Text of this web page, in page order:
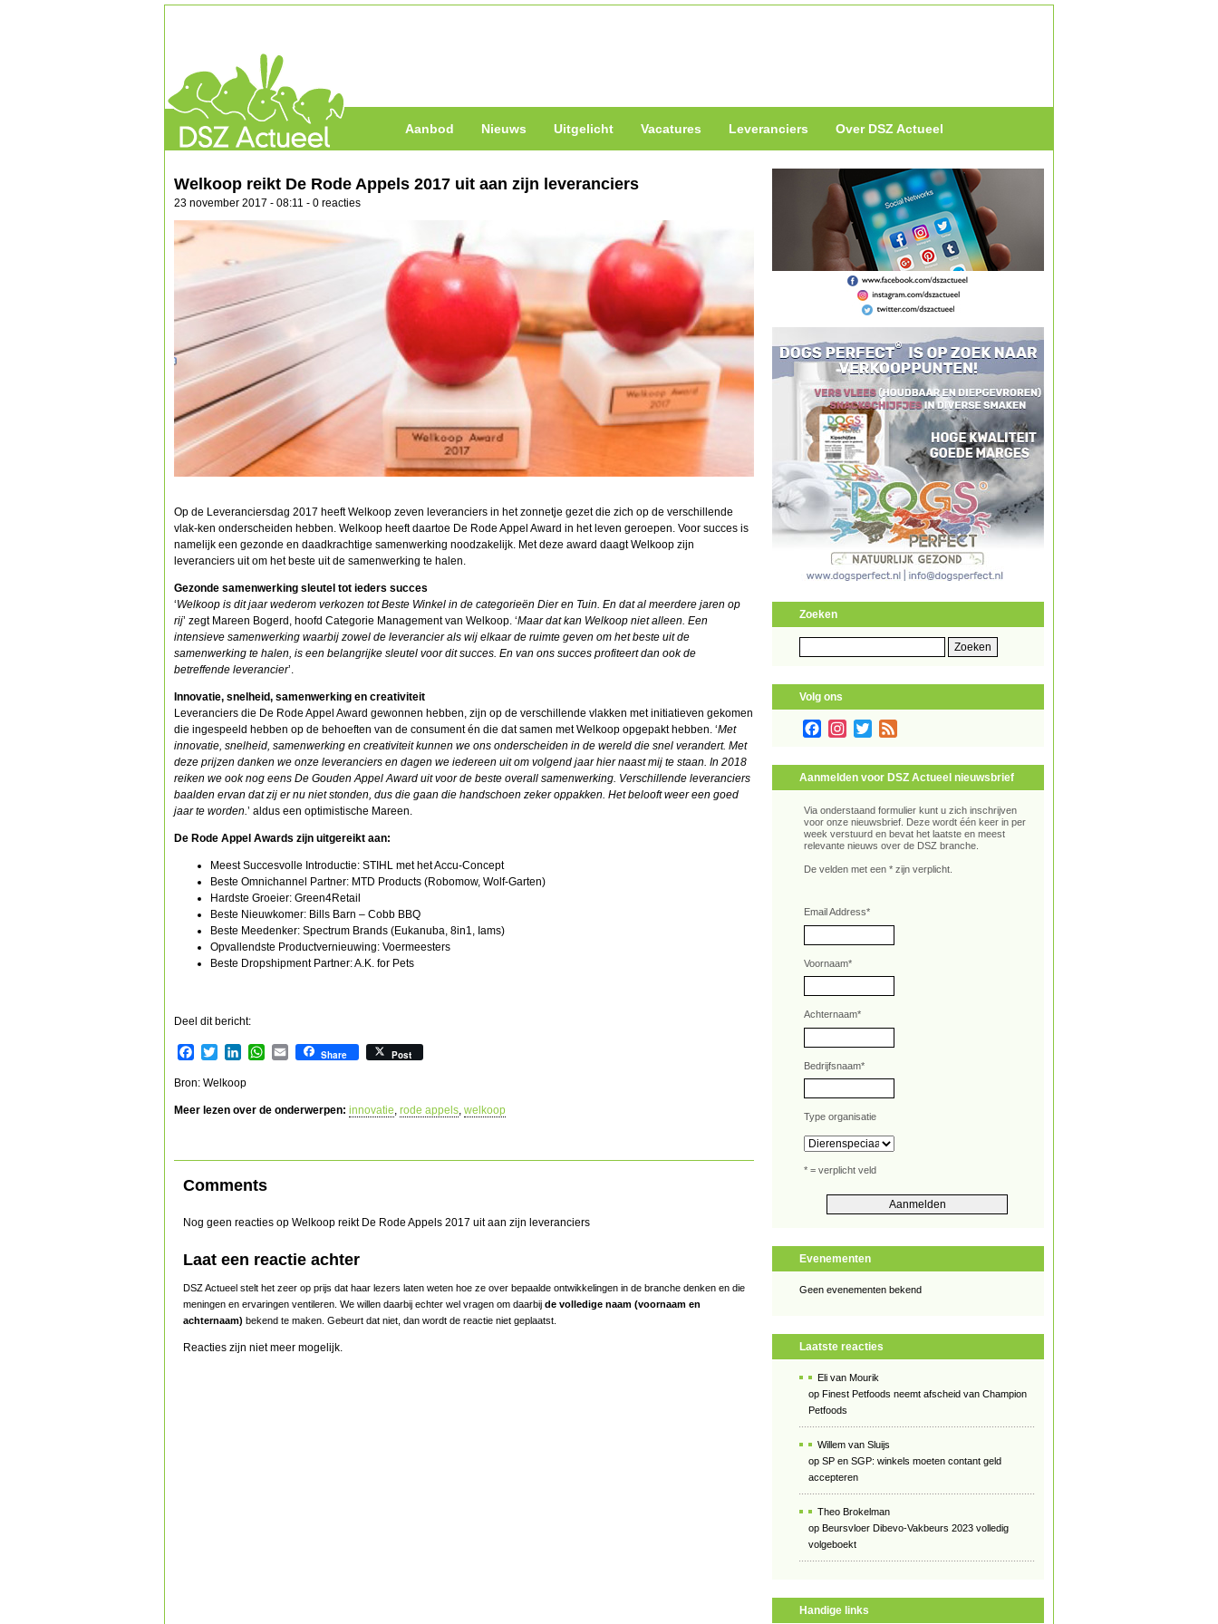
Aanbod Nieuws Uitgelicht Vacatures Leveranciers Over DSZ Actueel
Welkoop reikt De Rode Appels 2017 uit aan zijn leveranciers
23 november 2017 - 08:11 - 0 reacties
Op de Leveranciersdag 2017 heeft Welkoop zeven leveranciers in het zonnetje gezet die zich op de verschillende
vlak-ken onderscheiden hebben. Welkoop heeft daartoe De Rode Appel Award in het leven geroepen. Voor succes is
namelijk een gezonde en daadkrachtige samenwerking noodzakelijk. Met deze award daagt Welkoop zijn
leveranciers uit om het beste uit de samenwerking te halen.
Gezonde samenwerking sleutel tot ieders succes
‘Welkoop is dit jaar wederom verkozen tot Beste Winkel in de categorieën Dier en Tuin. En dat al meerdere jaren op
rij’ zegt Mareen Bogerd, hoofd Categorie Management van Welkoop. ‘Maar dat kan Welkoop niet alleen. Een
intensieve samenwerking waarbij zowel de leverancier als wij elkaar de ruimte geven om het beste uit de
samenwerking te halen, is een belangrijke sleutel voor dit succes. En van ons succes profiteert dan ook de
betreffende leverancier’.
Innovatie, snelheid, samenwerking en creativiteit
Leveranciers die De Rode Appel Award gewonnen hebben, zijn op de verschillende vlakken met initiatieven gekomen
die ingespeeld hebben op de behoeften van de consument én die dat samen met Welkoop opgepakt hebben. ‘Met
innovatie, snelheid, samenwerking en creativiteit kunnen we ons onderscheiden in de wereld die snel verandert. Met
deze prijzen danken we onze leveranciers en dagen we iedereen uit om volgend jaar hier naast mij te staan. In 2018
reiken we ook nog eens De Gouden Appel Award uit voor de beste overall samenwerking. Verschillende leveranciers
baalden ervan dat zij er nu niet stonden, dus die gaan die handschoen zeker oppakken. Het belooft weer een goed
jaar te worden.’ aldus een optimistische Mareen.
De Rode Appel Awards zijn uitgereikt aan:
Meest Succesvolle Introductie: STIHL met het Accu-Concept
Beste Omnichannel Partner: MTD Products (Robomow, Wolf-Garten)
Hardste Groeier: Green4Retail
Beste Nieuwkomer: Bills Barn – Cobb BBQ
Beste Meedenker: Spectrum Brands (Eukanuba, 8in1, Iams)
Opvallendste Productvernieuwing: Voermeesters
Beste Dropshipment Partner: A.K. for Pets
Deel dit bericht:
Facebook
TwitterLinkedInWhatsApp
EmailShare Post
Bron: Welkoop
Meer lezen over de onderwerpen: innovatie, rode appels, welkoop
Comments
Nog geen reacties op Welkoop reikt De Rode Appels 2017 uit aan zijn leveranciers
Laat een reactie achter
DSZ Actueel stelt het zeer op prijs dat haar lezers laten weten hoe ze over bepaalde ontwikkelingen in de branche denken en die
meningen en ervaringen ventileren. We willen daarbij echter wel vragen om daarbij de volledige naam (voornaam en
achternaam) bekend te maken. Gebeurt dat niet, dan wordt de reactie niet geplaatst.
Reacties zijn niet meer mogelijk.
Zoeken
naar:
Volg ons
FacebookInstagram
Twitter
Aanmelden voor DSZ Actueel nieuwsbrief
Via onderstaand formulier kunt u zich inschrijven
voor onze nieuwsbrief. Deze wordt één keer in per
week verstuurd en bevat het laatste en meest
relevante nieuws over de DSZ branche.
De velden met een * zijn verplicht.
Email Address*
Voornaam*
Achternaam*
Bedrijfsnaam*
Type organisatie
* = verplicht veld
Evenementen
Geen evenementen bekend
Laatste reacties
Eli van Mourik
op Finest Petfoods neemt afscheid van Champion
Petfoods
Willem van Sluijs
op SP en SGP: winkels moeten contant geld
accepteren
Theo Brokelman
op Beursvloer Dibevo-Vakbeurs 2023 volledig
volgeboekt
Handige links